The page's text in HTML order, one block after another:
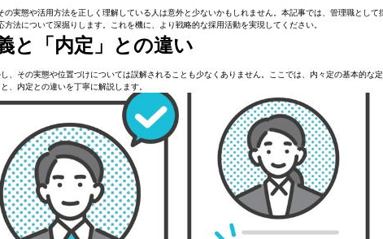
の実態や活用方法を正しく理解している人は意外と少ないかもしれません。本記事では、管理職として
法について深掘りします。これを機に、より戦略的な採用活動を実現してください。
と「内定」との違い
、その実態や位置づけについては誤解されることも少なくありません。ここでは、内々定の基本的な
と、内定との違いを丁寧に解説します。